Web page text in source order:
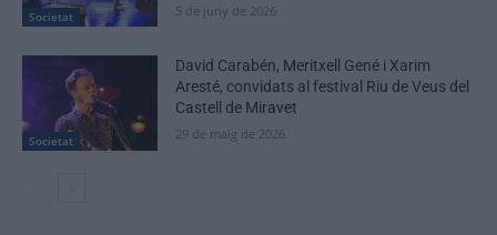
Societat 5 de juny de 2026
Societat
David Carabén, Meritxell Gené i Xarim
Aresté, convidats al festival Riu de Veus del
Castell de Miravet
29 de maig de 2026